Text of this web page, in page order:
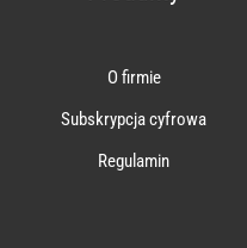
O firmie
Subskrypcja cyfrowa
Regulamin